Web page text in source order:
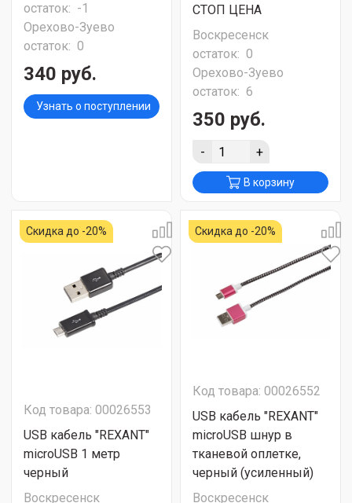
остаток: -1
Орехово-Зуево
остаток: 0
340 руб.
Узнать о поступлении
СТОП ЦЕНА
Воскресенск
остаток: 0
Орехово-Зуево
остаток: 6
350 руб.
- +
В корзину
Скидка до -20%
Код товара: 00026553
USB кабель "REXANT"
microUSB 1 метр
черный
Воскресенск
Скидка до -20%
Код товара: 00026552
USB кабель "REXANT"
microUSB шнур в
тканевой оплетке,
черный (усиленный)
Воскресенск